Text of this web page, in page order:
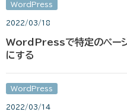
WordPress
2022/03/18
WordPressで特定のページ
にする
WordPress
2022/03/14